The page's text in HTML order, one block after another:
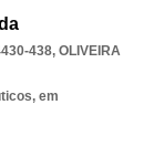
438, OLIVEIRA
em